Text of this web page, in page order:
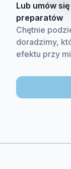
Lub umów
preparatów
Chętnie
doradzimy,
efektu przy